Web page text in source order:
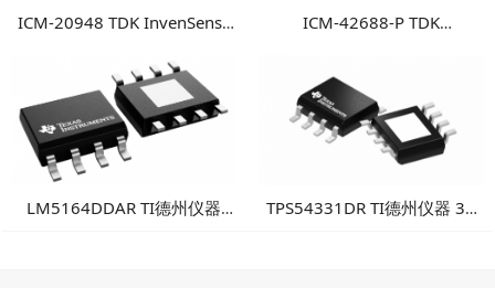
ICM-20948 TDK InvenSense
合运动检测方案
ICM-42688-P TDK
LM5164DDAR TI德州仪器
TPS54331DR TI德州仪器 3A